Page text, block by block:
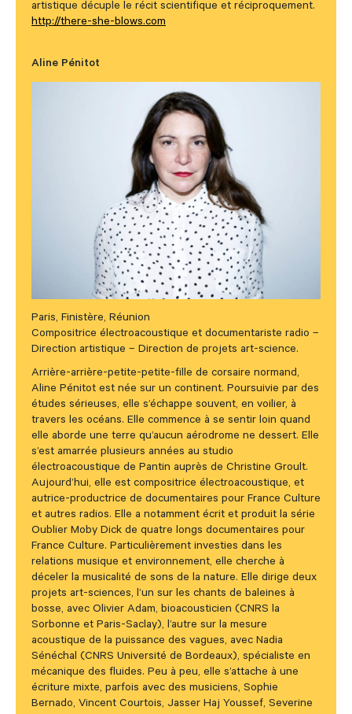
artistique décuple le récit scientifique et réciproquement.
http://there-she-blows.com
Aline Pénitot
Paris, Finistère, Réunion
Compositrice électroacoustique et documentariste radio –
Direction artistique – Direction de projets art-science.
Arrière-arrière-petite-petite-fille de corsaire normand,
Aline Pénitot est née sur un continent. Poursuivie par des
études sérieuses, elle s’échappe souvent, en voilier, à
travers les océans. Elle commence à se sentir loin quand
elle aborde une terre qu’aucun aérodrome ne dessert. Elle
s’est amarrée plusieurs années au studio
électroacoustique de Pantin auprès de Christine Groult.
Aujourd’hui, elle est compositrice électroacoustique, et
autrice-productrice de documentaires pour France Culture
et autres radios. Elle a notamment écrit et produit la série
Oublier Moby Dick de quatre longs documentaires pour
France Culture. Particulièrement investies dans les
relations musique et environnement, elle cherche à
déceler la musicalité de sons de la nature. Elle dirige deux
projets art-sciences, l’un sur les chants de baleines à
bosse, avec Olivier Adam, bioacousticien (CNRS la
Sorbonne et Paris-Saclay), l’autre sur la mesure
acoustique de la puissance des vagues, avec Nadia
Sénéchal (CNRS Université de Bordeaux), spécialiste en
mécanique des fluides. Peu à peu, elle s’attache à une
écriture mixte, parfois avec des musiciens, Sophie
Bernado, Vincent Courtois, Jasser Haj Youssef, Severine